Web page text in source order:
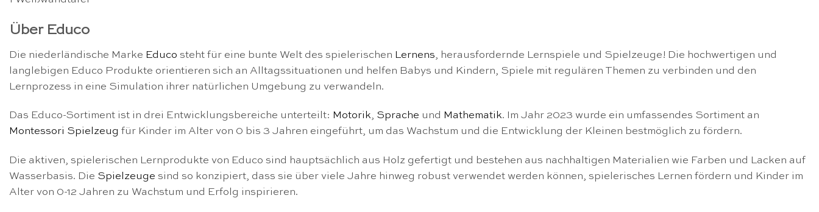
Über Educo
Die niederländische Marke Educo steht für eine bunte Welt des spielerischen Lernens, herausfordernde Lernspiele und Spielzeuge! Die hochwertigen und
langlebigen Educo Produkte orientieren sich an Alltagssituationen und helfen Babys und Kindern, Spiele mit regulären Themen zu verbinden und den
Lernprozess in eine Simulation ihrer natürlichen Umgebung zu verwandeln.
Das Educo-Sortiment ist in drei Entwicklungsbereiche unterteilt: Motorik, Sprache und Mathematik. Im Jahr 2023 wurde ein umfassendes Sortiment an
Montessori Spielzeug für Kinder im Alter von 0 bis 3 Jahren eingeführt, um das Wachstum und die Entwicklung der Kleinen bestmöglich zu fördern.
Die aktiven, spielerischen Lernprodukte von Educo sind hauptsächlich aus Holz gefertigt und bestehen aus nachhaltigen Materialien wie Farben und Lacken auf
Wasserbasis. Die Spielzeuge sind so konzipiert, dass sie über viele Jahre hinweg robust verwendet werden können, spielerisches Lernen fördern und Kinder im
Alter von 0-12 Jahren zu Wachstum und Erfolg inspirieren.